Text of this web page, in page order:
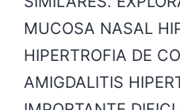
MUCOSA NASAL
HIPERTROFIA DE
AMIGDALITIS